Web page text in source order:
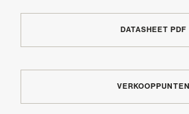
DATASHEET PDF
VERKOOPPUNTEN